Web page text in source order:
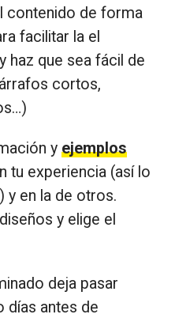
contenido de forma
facilitar la el
haz que sea fácil de
cortos,
y ejemplos
tu experiencia (así lo
y en la de otros.
y elige el
deja pasar
días antes de